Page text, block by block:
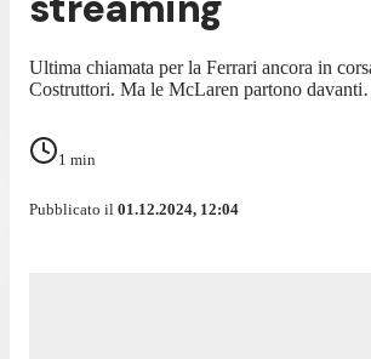
Ultima chiamata per la Ferrari ancora in
Costruttori. Ma le McLaren partono
1 min
Pubblicato il 01.12.2024, 12:04